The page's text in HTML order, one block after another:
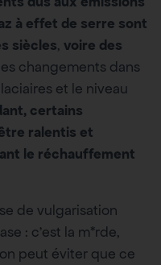
à effet de serre sont
siècles, voire des
changements dans
et le niveau
certains
ralentis et
le réchauffement
de vulgarisation
: c’est la m*rde,
peut éviter que ce